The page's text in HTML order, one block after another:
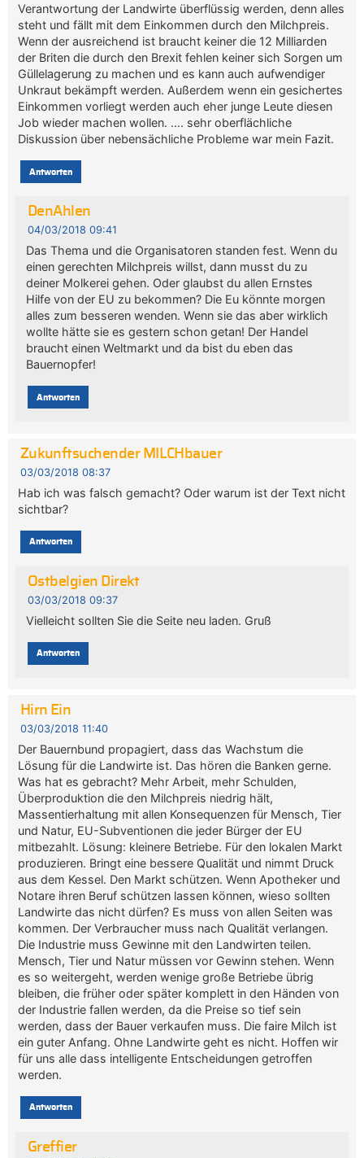
Verantwortung der Landwirte überflüssig werden, denn alles
steht und fällt mit dem Einkommen durch den Milchpreis.
Wenn der ausreichend ist braucht keiner die 12 Milliarden
der Briten die durch den Brexit fehlen keiner sich Sorgen um
Güllelagerung zu machen und es kann auch aufwendiger
Unkraut bekämpft werden. Außerdem wenn ein gesichertes
Einkommen vorliegt werden auch eher junge Leute diesen
Job wieder machen wollen. …. sehr oberflächliche
Diskussion über nebensächliche Probleme war mein Fazit.
Antworten
DenAhlen
04/03/2018 09:41
Das Thema und die Organisatoren standen fest. Wenn du
einen gerechten Milchpreis willst, dann musst du zu
deiner Molkerei gehen. Oder glaubst du allen Ernstes
Hilfe von der EU zu bekommen? Die Eu könnte morgen
alles zum besseren wenden. Wenn sie das aber wirklich
wollte hätte sie es gestern schon getan! Der Handel
braucht einen Weltmarkt und da bist du eben das
Bauernopfer!
Antworten
Zukunftsuchender MILCHbauer
03/03/2018 08:37
Hab ich was falsch gemacht? Oder warum ist der Text nicht
sichtbar?
Antworten
Ostbelgien Direkt
03/03/2018 09:37
Vielleicht sollten Sie die Seite neu laden. Gruß
Antworten
Hirn Ein
03/03/2018 11:40
Der Bauernbund propagiert, dass das Wachstum die
Lösung für die Landwirte ist. Das hören die Banken gerne.
Was hat es gebracht? Mehr Arbeit, mehr Schulden,
Überproduktion die den Milchpreis niedrig hält,
Massentierhaltung mit allen Konsequenzen für Mensch, Tier
und Natur, EU-Subventionen die jeder Bürger der EU
mitbezahlt. Lösung: kleinere Betriebe. Für den lokalen Markt
produzieren. Bringt eine bessere Qualität und nimmt Druck
aus dem Kessel. Den Markt schützen. Wenn Apotheker und
Notare ihren Beruf schützen lassen können, wieso sollten
Landwirte das nicht dürfen? Es muss von allen Seiten was
kommen. Der Verbraucher muss nach Qualität verlangen.
Die Industrie muss Gewinne mit den Landwirten teilen.
Mensch, Tier und Natur müssen vor Gewinn stehen. Wenn
es so weitergeht, werden wenige große Betriebe übrig
bleiben, die früher oder später komplett in den Händen von
der Industrie fallen werden, da die Preise so tief sein
werden, dass der Bauer verkaufen muss. Die faire Milch ist
ein guter Anfang. Ohne Landwirte geht es nicht. Hoffen wir
für uns alle dass intelligente Entscheidungen getroffen
werden.
Antworten
Greffier